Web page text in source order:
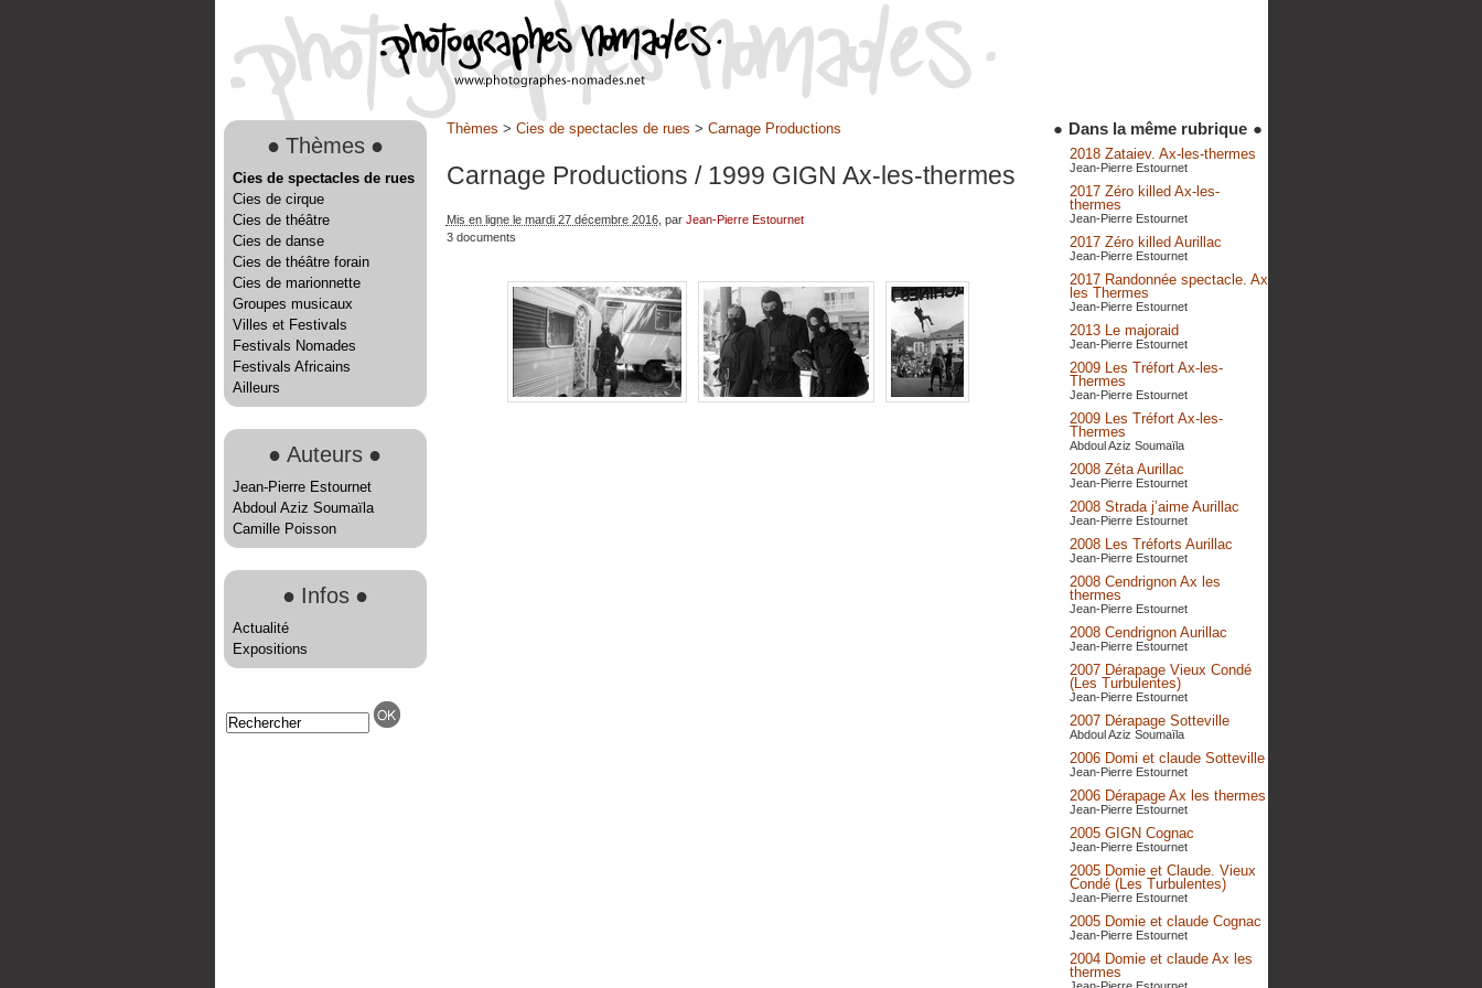
● Thèmes ●
Cies de spectacles de rues
Cies de cirque
Cies de théâtre
Cies de danse
Cies de théâtre forain
Cies de marionnette
Groupes musicaux
Villes et Festivals
Festivals Nomades
Festivals Africains
Ailleurs
● Auteurs ●
Jean-Pierre Estournet
Abdoul Aziz Soumaïla
Camille Poisson
● Infos ●
Actualité
Expositions
Thèmes > Cies de spectacles de rues > Carnage Productions
Carnage Productions / 1999 GIGN Ax-les-thermes
Mis en ligne le mardi 27 décembre 2016, par Jean-Pierre Estournet
3 documents
● Dans la même rubrique ●
2018 Zataiev. Ax-les-thermes
Jean-Pierre Estournet
2017 Zéro killed Ax-les-
thermes
Jean-Pierre Estournet
2017 Zéro killed Aurillac
Jean-Pierre Estournet
2017 Randonnée spectacle. Ax
les Thermes
Jean-Pierre Estournet
2013 Le majoraid
Jean-Pierre Estournet
2009 Les Tréfort Ax-les-
Thermes
Jean-Pierre Estournet
2009 Les Tréfort Ax-les-
Thermes
Abdoul Aziz Soumaïla
2008 Zéta Aurillac
Jean-Pierre Estournet
2008 Strada j’aime Aurillac
Jean-Pierre Estournet
2008 Les Tréforts Aurillac
Jean-Pierre Estournet
2008 Cendrignon Ax les
thermes
Jean-Pierre Estournet
2008 Cendrignon Aurillac
Jean-Pierre Estournet
2007 Dérapage Vieux Condé
(Les Turbulentes)
Jean-Pierre Estournet
2007 Dérapage Sotteville
Abdoul Aziz Soumaïla
2006 Domi et claude Sotteville
Jean-Pierre Estournet
2006 Dérapage Ax les thermes
Jean-Pierre Estournet
2005 GIGN Cognac
Jean-Pierre Estournet
2005 Domie et Claude. Vieux
Condé (Les Turbulentes)
Jean-Pierre Estournet
2005 Domie et claude Cognac
Jean-Pierre Estournet
2004 Domie et claude Ax les
thermes